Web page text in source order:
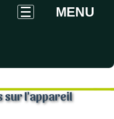
MENU
sur l'appareil